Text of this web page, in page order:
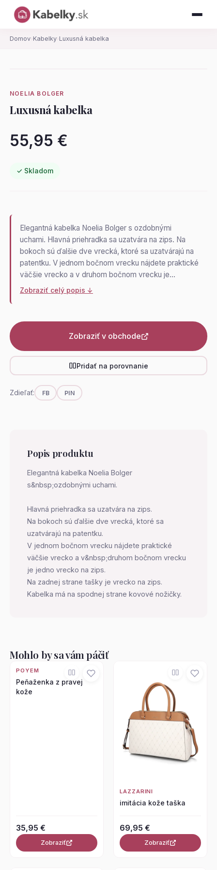
Domov› Kabelky› Luxusná kabelka
NOELIA BOLGER
Luxusná kabelka
55,95 €
✓ Skladom
Elegantná kabelka Noelia Bolger s ozdobnými
uchami. Hlavná priehradka sa uzatvára na zips. Na
bokoch sú ďalšie dve vrecká, ktoré sa uzatvárajú na
patentku. V jednom bočnom vrecku nájdete praktické
väčšie vrecko a v druhom bočnom vrecku je…
Zobraziť celý popis ↓
Zobraziť v obchode
Pridať na porovnanie
Zdieľať: FB PIN
Popis produktu
Elegantná kabelka Noelia Bolger
s&nbsp;ozdobnými uchami.
Hlavná priehradka sa uzatvára na zips.
Na bokoch sú ďalšie dve vrecká, ktoré sa
uzatvárajú na patentku.
V jednom bočnom vrecku nájdete praktické
väčšie vrecko a v&nbsp;druhom bočnom vrecku
je jedno vrecko na zips.
Na zadnej strane tašky je vrecko na zips.
Kabelka má na spodnej strane kovové nožičky.
Mohlo by sa vám páčiť
POYEM
Peňaženka z pravej
kože
35,95 €
Zobraziť
LAZZARINI
imitácia kože taška
69,95 €
Zobraziť